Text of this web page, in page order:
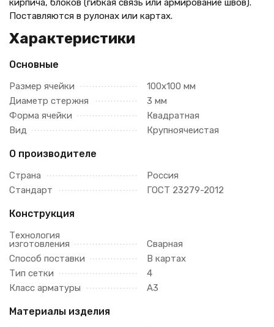
кирпича, блоков (гибкая связь или армирование швов).
Поставляются в рулонах или картах.
Характеристики
Основные
Размер ячейки
100х100 мм
Диаметр стержня
3 мм
Форма ячейки
Квадратная
Вид
Крупноячеистая
О производителе
Страна
Россия
Стандарт
ГОСТ 23279-2012
Конструкция
Технология
изготовления
Сварная
Способ поставки
В картах
Тип сетки
4
Класс арматуры
А3
Материалы изделия